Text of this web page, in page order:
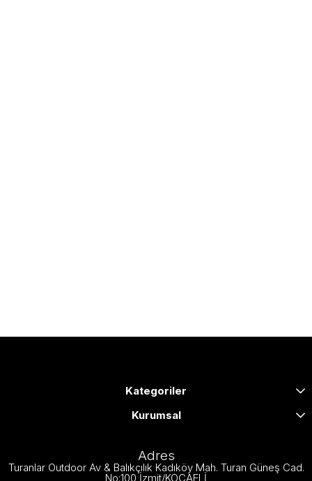
Kategoriler
Kurumsal
Adres
Turanlar Outdoor Av & Balıkçılık Kadıköy Mah. Turan Güneş Cad.
No:100 İzmit/KOCAELİ